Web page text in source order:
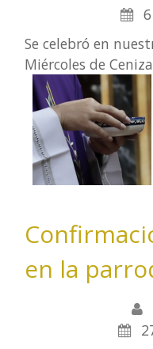
Se celebró en
Miércoles de
en la